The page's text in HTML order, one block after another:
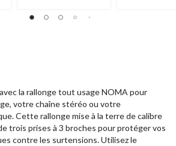
la rallonge tout usage NOMA pour
votre chaîne stéréo ou votre
Cette rallonge mise à la terre de calibre
trois prises à 3 broches pour protéger vos
contre les surtensions. Utilisez le